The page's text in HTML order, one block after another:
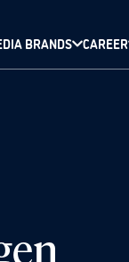
BRANDS CAREER